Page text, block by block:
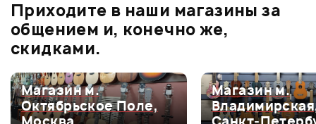
0.0
Оценка5
0
Оценка4
0
Приходите в наши магазины за
общением и, конечно же,
скидками.
Магазин м.
Октябрьское Поле,
Магазин м.